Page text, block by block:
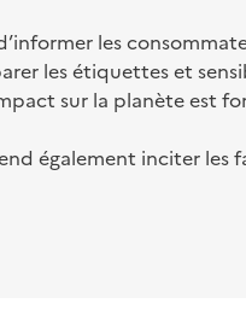
les
les étiquettes et
sur la planète est
également inciter les